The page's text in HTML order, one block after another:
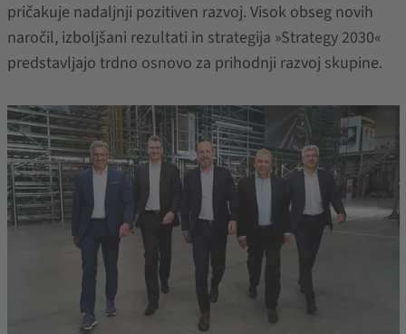
pričakuje nadaljnji pozitiven razvoj. Visok obseg novih
naročil, izboljšani rezultati in strategija »Strategy 2030«
predstavljajo trdno osnovo za prihodnji razvoj skupine.